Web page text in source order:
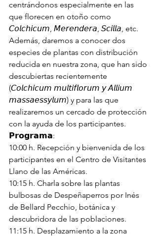
centrándonos especialmente en las
que florecen en otoño como
𝘊𝘰𝘭𝘤𝘩𝘪𝘤𝘶𝘮, 𝘔𝘦𝘳𝘦𝘯𝘥𝘦𝘳𝘢, 𝘚𝘤𝘪𝘭𝘭𝘢, etc.
Además, daremos a conocer dos
especies de plantas con distribución
reducida en nuestra zona, que han sido
descubiertas recientemente
(𝘊𝘰𝘭𝘤𝘩𝘪𝘤𝘶𝘮 𝘮𝘶𝘭𝘵𝘪𝘧𝘭𝘰𝘳𝘶𝘮 𝘺 𝘈𝘭𝘭𝘪𝘶𝘮
𝘮𝘢𝘴𝘴𝘢𝘦𝘴𝘴𝘺𝘭𝘶𝘮) y para las que
realizaremos un cercado de protección
con la ayuda de los participantes.
𝗣𝗿𝗼𝗴𝗿𝗮𝗺𝗮:
10:00 h. Recepción y bienvenida de los
participantes en el Centro de Visitantes
Llano de las Américas.
10:15 h. Charla sobre las plantas
bulbosas de Despeñaperros por Inés
de Bellard Pecchio, botánica y
descubridora de las poblaciones.
11:15 h. Desplazamiento a la zona